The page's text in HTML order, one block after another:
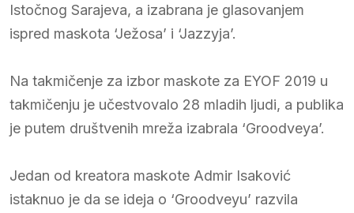
Istočnog Sarajeva, a izabrana je glasovanjem
ispred maskota ‘Ježosa’ i ‘Jazzyja’.
Na takmičenje za izbor maskote za EYOF 2019 u
takmičenju je učestvovalo 28 mladih ljudi, a publika
je putem društvenih mreža izabrala ‘Groodveya’.
Jedan od kreatora maskote Admir Isaković
istaknuo je da se ideja o ‘Groodveyu’ razvila